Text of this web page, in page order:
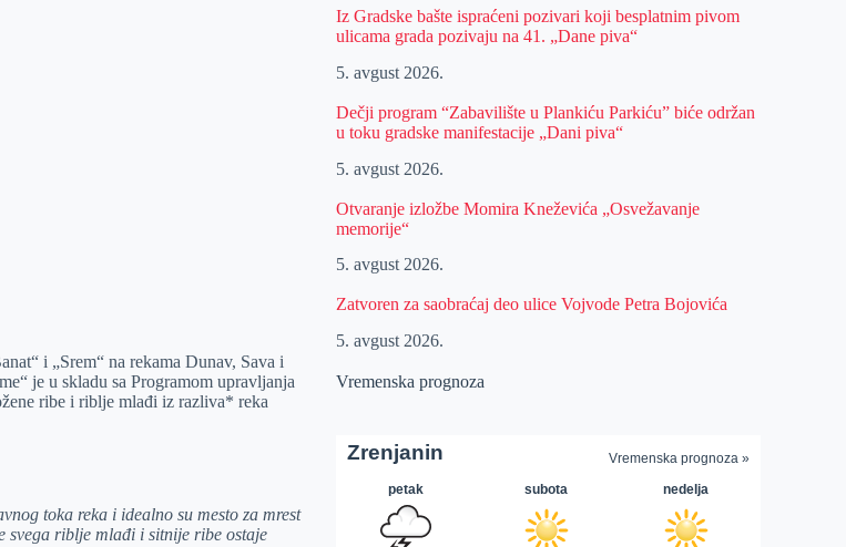
i „Srem“ na rekama Dunav, Sava i
je u skladu sa Programom upravljanja
ribe i riblje mlađi iz razliva* reka
toka reka i idealno su mesto za mrest
svega riblje mlađi i sitnije ribe ostaje
Iz Gradske bašte ispraćeni pozivari koji besplatnim pivom
ulicama grada pozivaju na 41. „Dane piva“
5. avgust 2026.
Dečji program “Zabavilište u Plankiću Parkiću” biće održan
u toku gradske manifestacije „Dani piva“
5. avgust 2026.
Otvaranje izložbe Momira Kneževića „Osvežavanje
memorije“
5. avgust 2026.
Zatvoren za saobraćaj deo ulice Vojvode Petra Bojovića
5. avgust 2026.
Vremenska prognoza